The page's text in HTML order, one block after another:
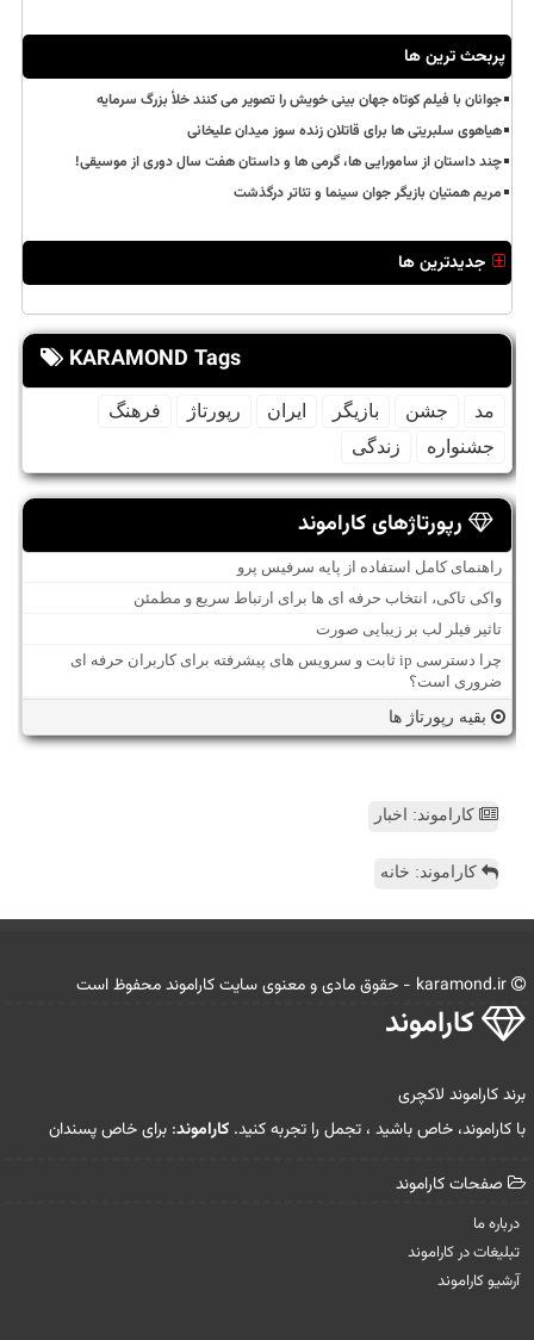
پربحث ترین ها
جوانان با فیلم کوتاه جهان بینی خویش را تصویر می کنند خلأ بزرگ سرمایه
هیاهوی سلبریتی ها برای قاتلان زنده سوز میدان علیخانی
چند داستان از سامورایی ها، گرمی ها و داستان هفت سال دوری از موسیقی!
مریم همتیان بازیگر جوان سینما و تئاتر درگذشت
جدیدترین ها
KARAMOND Tags
مد جشن بازیگر ایران رپورتاژ
فرهنگ
جشنواره
زندگی
رپورتاژهای کاراموند
راهنمای کامل استفاده از پایه سرفیس پرو
واکی تاکی، انتخاب حرفه ای ها برای ارتباط سریع و مطمئن
تاثیر فیلر لب بر زیبایی صورت
چرا دسترسی ip ثابت و سرویس های پیشرفته برای کاربران حرفه ای
ضروری است؟
بقیه رپورتاژ ها
کاراموند: اخبار
کاراموند: خانه
كاراموند
برند کاراموند لاکچری
با کاراموند، خاص باشید ، تجمل را تجربه کنید. کاراموند: برای خاص پسندان
صفحات كاراموند
درباره ما
تبلیغات در كاراموند
آرشیو كاراموند